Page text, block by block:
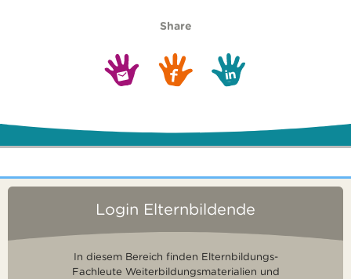
Share
Login Elternbildende
In diesem Bereich finden Elternbildungs-
Fachleute Weiterbildungsmaterialien und